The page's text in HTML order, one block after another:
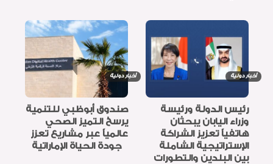
أخبار دولية
صندوق أبوظبي للتنمية
يرسخ التميز الصحي
عالمياً عبر مشاريع تعزز
أخبار دولية
رئيس الدولة ورئيسة
وزراء اليابان يبحثان
هاتفياً تعزيز الشراكة
الإستراتيجية الشاملة
بين البلدين والتطورات